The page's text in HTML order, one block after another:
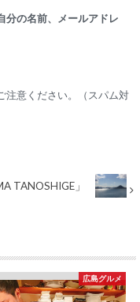
分の名前、メールアドレ
注意ください。（スパム対
TANOSHIGE」
広島グルメ